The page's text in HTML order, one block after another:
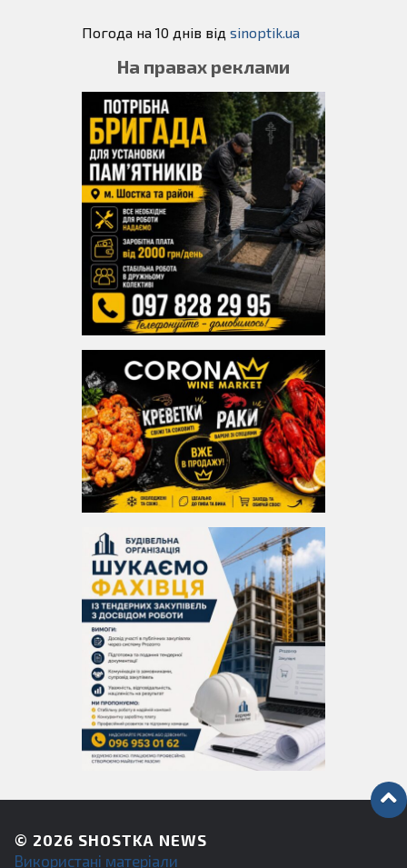
Погода на 10 днів від sinoptik.ua
На правах реклами
© 2026 SHOSTKA NEWS
Використані матеріали